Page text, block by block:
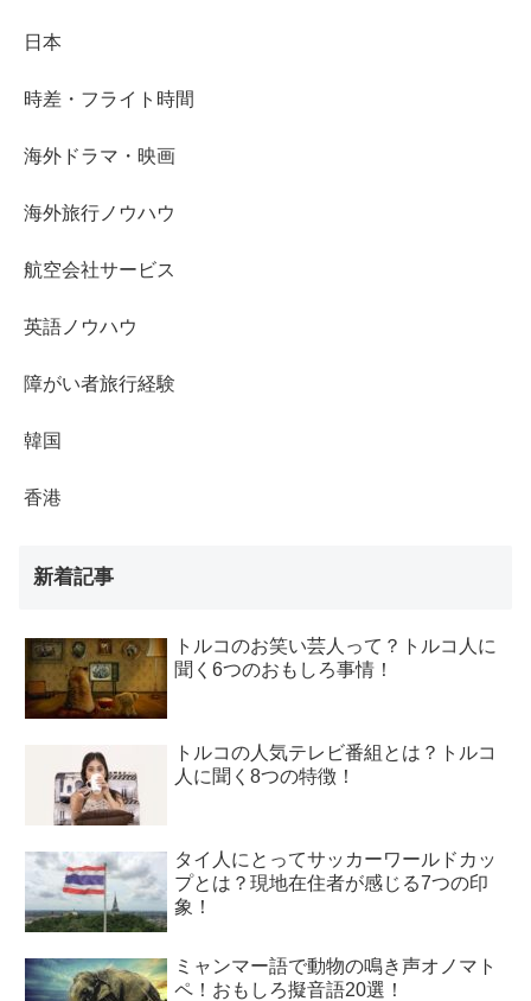
日本
時差・フライト時間
海外ドラマ・映画
海外旅行ノウハウ
航空会社サービス
英語ノウハウ
障がい者旅行経験
韓国
香港
新着記事
トルコのお笑い芸人って？トルコ人に
聞く6つのおもしろ事情！
トルコの人気テレビ番組とは？トルコ
人に聞く8つの特徴！
タイ人にとってサッカーワールドカッ
プとは？現地在住者が感じる7つの印
象！
ミャンマー語で動物の鳴き声オノマト
ペ！おもしろ擬音語20選！